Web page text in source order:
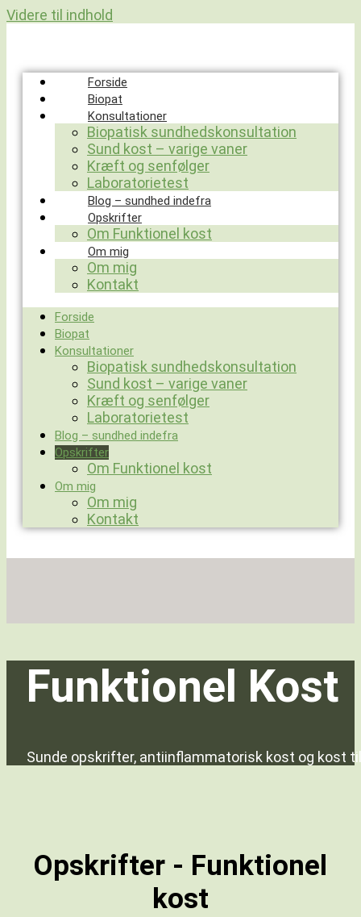
Videre til indhold
Forside
Biopat
Konsultationer
Biopatisk sundhedskonsultation
Sund kost – varige vaner
Kræft og senfølger
Laboratorietest
Blog – sundhed indefra
Opskrifter
Om Funktionel kost
Om mig
Om mig
Kontakt
Forside
Biopat
Konsultationer
Biopatisk sundhedskonsultation
Sund kost – varige vaner
Kræft og senfølger
Laboratorietest
Blog – sundhed indefra
Opskrifter
Om Funktionel kost
Om mig
Om mig
Kontakt
Funktionel Kost
Sunde opskrifter, antiinflammatorisk kost og kost
Opskrifter - Funktionel
kost